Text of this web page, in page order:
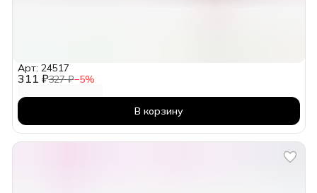
311 ₽327 ₽−5%
Арт: 24517
В корзину